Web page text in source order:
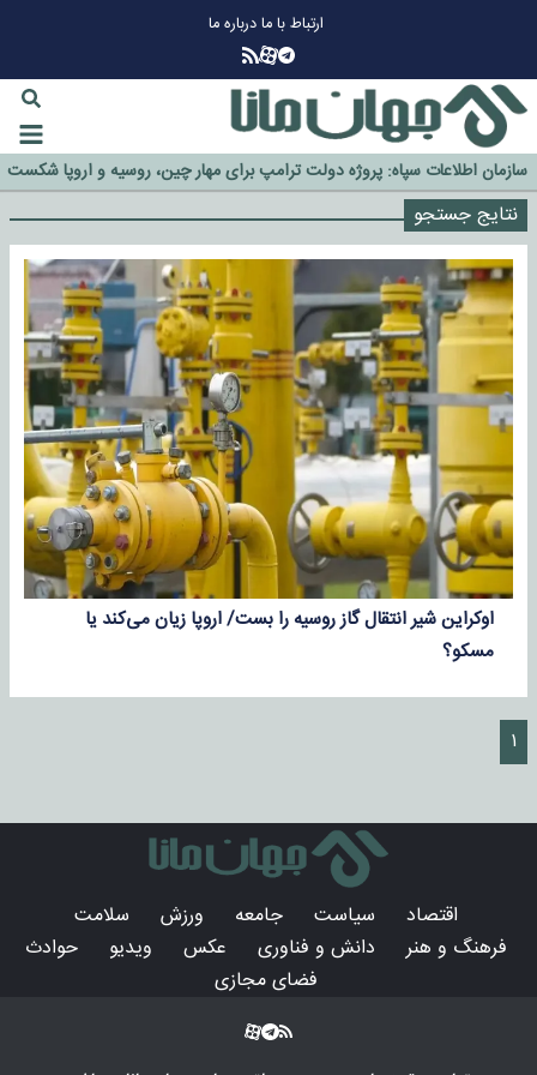
ارتباط با مادرباره ما
گزینه جدایی اوسمار روی میز مدیران پرسپولیس
آیا رئیس جمهور آمریکا قانون را دور می‌زند؟
اخراج رسمی چهره نامدار از پرسپولیس
سازمان اطلاعات سپاه: پروژه دولت ترامپ برای مهار چین، روسیه و اروپا شکست
خورد
نتایج جستجو
اوکراین شیر انتقال گاز روسیه را بست/ اروپا زیان می‌کند یا
مسکو؟
۱
اقتصاد سیاست جامعه ورزش
سلامت
فرهنگ و هنر
دانش و فناوری عکس ویدیو
حوادث
فضای مجازی